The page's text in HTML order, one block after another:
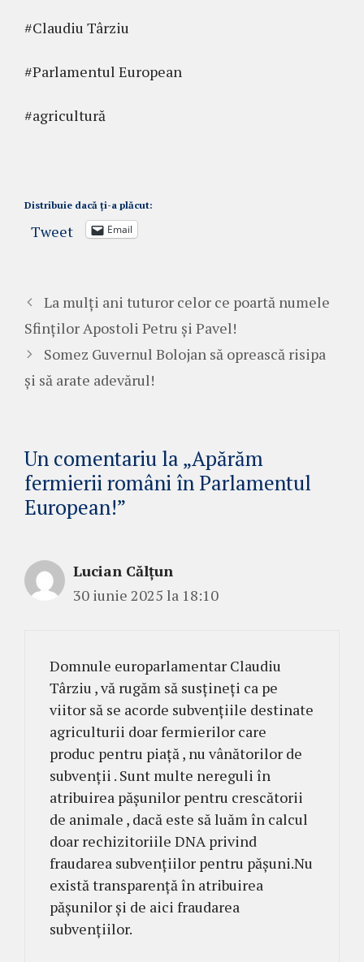
#Claudiu Târziu
#Parlamentul European
#agricultură
Distribuie dacă ți-a plăcut:
Tweet Email
La mulți ani tuturor celor ce poartă numele
Sfinților Apostoli Petru și Pavel!
Somez Guvernul Bolojan să oprească risipa
și să arate adevărul!
Un comentariu la „Apărăm
fermierii români în Parlamentul
European!”
Lucian Călțun
30 iunie 2025 la 18:10
Domnule europarlamentar Claudiu
Târziu , vă rugăm să susțineți ca pe
viitor să se acorde subvențiile destinate
agriculturii doar fermierilor care
produc pentru piață , nu vânătorilor de
subvenții . Sunt multe nereguli în
atribuirea pășunilor pentru crescătorii
de animale , dacă este să luăm în calcul
doar rechizitoriile DNA privind
fraudarea subvențiilor pentru pășuni.Nu
există transparență în atribuirea
pășunilor și de aici fraudarea
subvențiilor.